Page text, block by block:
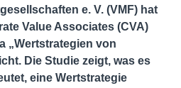
e. V. (VMF) hat
Value Associates (CVA)
„Wertstrategien von
Die Studie zeigt, was es
eine Wertstrategie